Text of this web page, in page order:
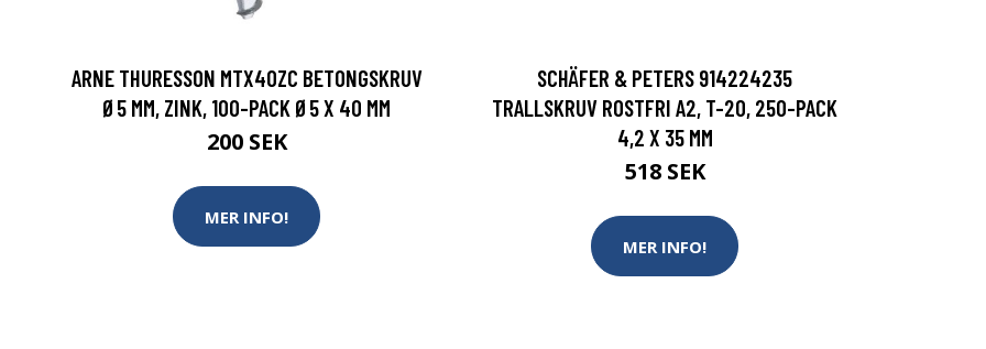
ARNE THURESSON MTX40ZC BETONGSKRUV
Ø5 MM, ZINK, 100-PACK Ø5 X 40 MM
200 SEK
MER INFO!
SCHÄFER & PETERS 914224235
TRALLSKRUV ROSTFRI A2, T-20, 250-PACK
4,2 X 35 MM
518 SEK
MER INFO!